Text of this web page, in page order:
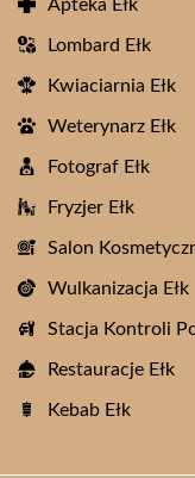
Apteka Ełk
Lombard Ełk
Kwiaciarnia Ełk
Weterynarz Ełk
Fotograf Ełk
Fryzjer Ełk
Salon
Wulkanizacja Ełk
Stacja Kontroli
Restauracje Ełk
Kebab Ełk